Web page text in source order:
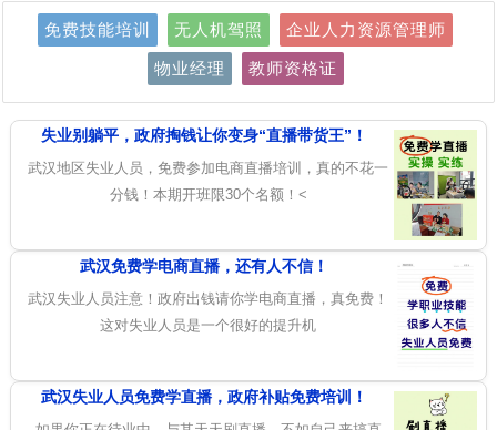
免费技能培训 无人机驾照 企业人力资源管理师
物业经理 教师资格证
失业别躺平，政府掏钱让你变身“直播带货王”！
武汉地区失业人员，免费参加电商直播培训，真的不花一
分钱！本期开班限30个名额！<
武汉免费学电商直播，还有人不信！
武汉失业人员注意！政府出钱请你学电商直播，真免费！
这对失业人员是一个很好的提升机
武汉失业人员免费学直播，政府补贴免费培训！